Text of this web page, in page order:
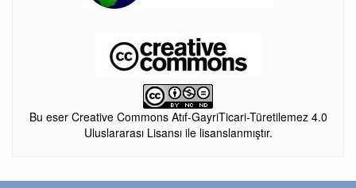
Bu eser Creative Commons Atıf-GayriTicari-Türetilemez 4.0
Uluslararası Lisansı ile lisanslanmıştır.